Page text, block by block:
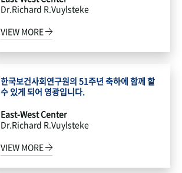
Dr.Richard R.Vuylsteke
VIEW MORE
한국보건사회연구원의 51주년 축하에 함께 할
수 있게 되어 영광입니다.
East-West Center
Dr.Richard R.Vuylsteke
VIEW MORE